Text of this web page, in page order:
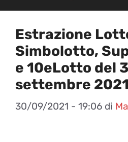
Estrazione
Simbolotto,
e 10eLotto del
settembre 2021
30/09/2021 - 19:06 di